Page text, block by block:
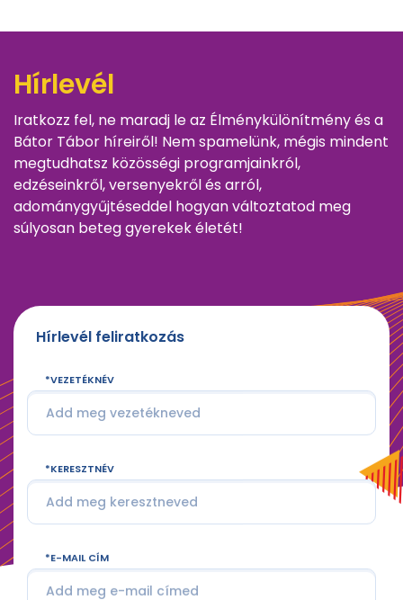
Hírlevél
Iratkozz fel, ne maradj le az Élménykülönítmény és a
Bátor Tábor híreiről! Nem spamelünk, mégis mindent
megtudhatsz közösségi programjainkról,
edzéseinkről, versenyekről és arról,
adománygyűjtéseddel hogyan változtatod meg
súlyosan beteg gyerekek életét!
Hírlevél feliratkozás
VEZETÉKNÉV
KERESZTNÉV
E-MAIL CÍM